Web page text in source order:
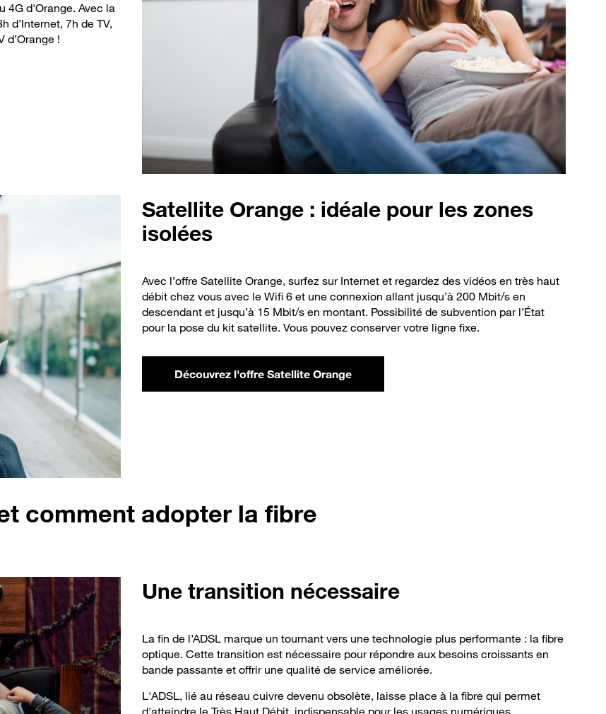
4G d'Orange. Avec la
d’Internet, 7h de TV,
d’Orange !
Satellite Orange : idéale pour les zones
isolées
Avec l’offre Satellite Orange, surfez sur Internet et regardez des vidéos en très haut
débit chez vous avec le Wifi 6 et une connexion allant jusqu’à 200 Mbit/s en
descendant et jusqu’à 15 Mbit/s en montant. Possibilité de subvention par l’État
pour la pose du kit satellite. Vous pouvez conserver votre ligne fixe.
Découvrez l'offre Satellite Orange
comment adopter la fibre
Une transition nécessaire
La fin de l’ADSL marque un tournant vers une technologie plus performante : la fibre
optique. Cette transition est nécessaire pour répondre aux besoins croissants en
bande passante et offrir une qualité de service améliorée.
L'ADSL, lié au réseau cuivre devenu obsolète, laisse place à la fibre qui permet
d'atteindre le Très Haut Débit, indispensable pour les usages numériques